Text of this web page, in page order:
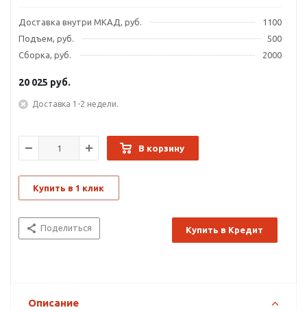
Доставка внутри МКАД, руб.
1100
Подъем, руб.
500
Сборка, руб.
2000
20 025 руб.
Доставка 1-2 недели.
В корзину
Купить в 1 клик
Поделиться Купить в Кредит
Описание